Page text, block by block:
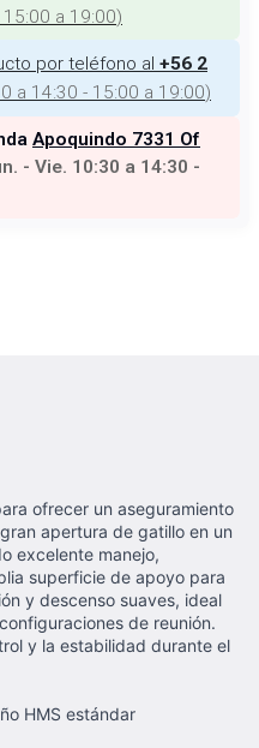
a 19:00)
por teléfono al +56 2
a 14:30 - 15:00 a 19:00)
Apoquindo 7331 Of
- Vie. 10:30 a 14:30 -
ofrecer un aseguramiento
apertura de gatillo en un
excelente manejo,
superficie de apoyo para
y descenso suaves, ideal
de reunión.
y la estabilidad durante el
HMS estándar